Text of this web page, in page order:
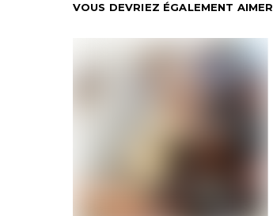
VOUS DEVRIEZ ÉGALEMENT AIMER